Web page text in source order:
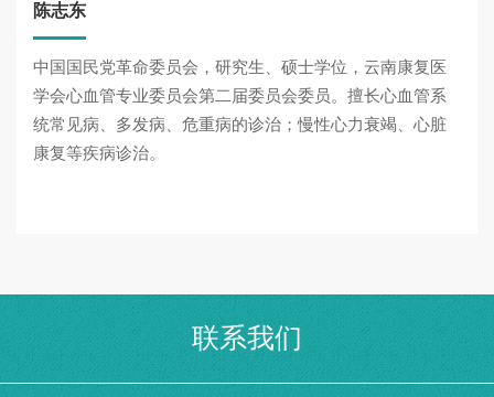
陈志东
中国国民党革命委员会，研究生、硕士学位，云南康复医
学会心血管专业委员会第二届委员会委员。擅长心血管系
统常见病、多发病、危重病的诊治；慢性心力衰竭、心脏
康复等疾病诊治。
联系我们